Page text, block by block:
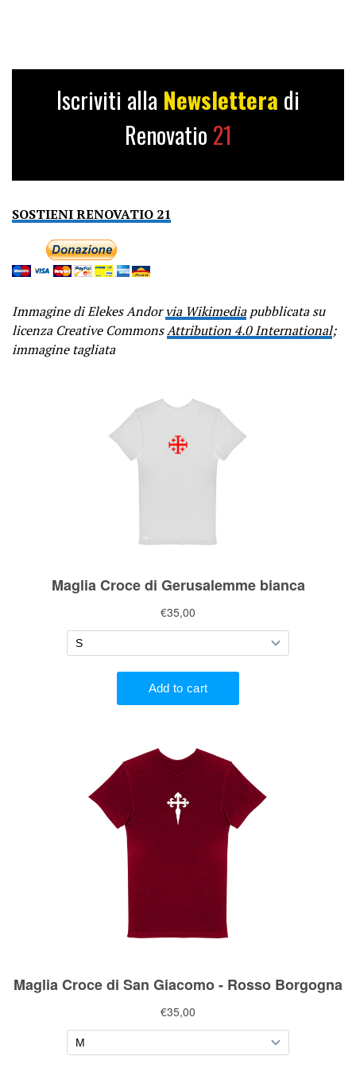
Iscriviti alla Newslettera di
Renovatio 21
SOSTIENI RENOVATIO 21
Immagine di Elekes Andorvia Wikimediapubblicata su
licenza Creative CommonsAttribution 4.0 International;
immagine tagliata